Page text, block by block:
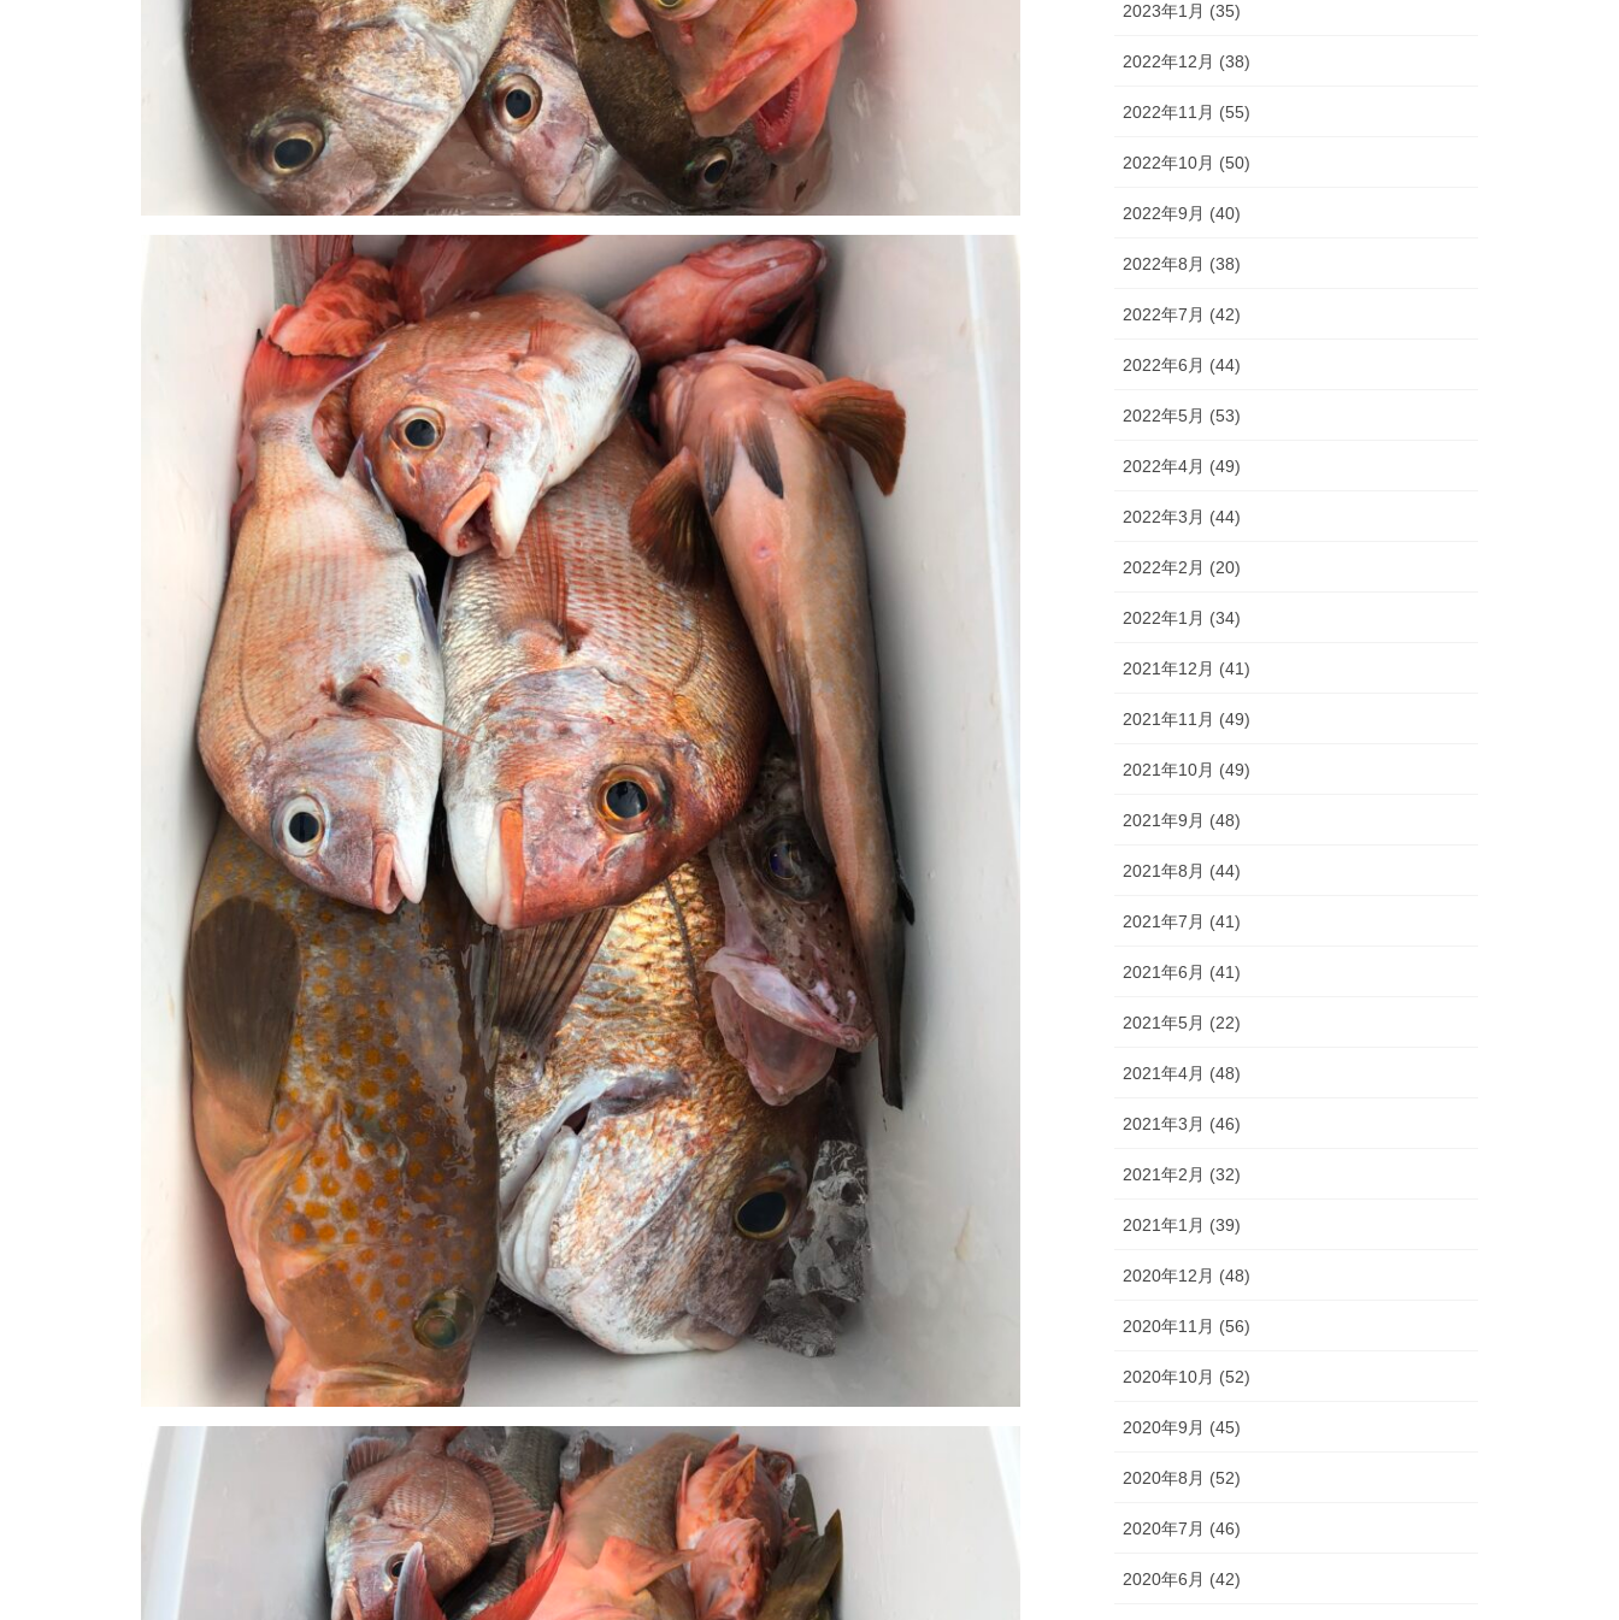
2023年1月 (35)
2022年12月 (38)
2022年11月 (55)
2022年10月 (50)
2022年9月 (40)
2022年8月 (38)
2022年7月 (42)
2022年6月 (44)
2022年5月 (53)
2022年4月 (49)
2022年3月 (44)
2022年2月 (20)
2022年1月 (34)
2021年12月 (41)
2021年11月 (49)
2021年10月 (49)
2021年9月 (48)
2021年8月 (44)
2021年7月 (41)
2021年6月 (41)
2021年5月 (22)
2021年4月 (48)
2021年3月 (46)
2021年2月 (32)
2021年1月 (39)
2020年12月 (48)
2020年11月 (56)
2020年10月 (52)
2020年9月 (45)
2020年8月 (52)
2020年7月 (46)
2020年6月 (42)